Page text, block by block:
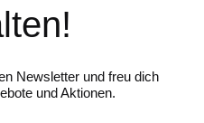
Newsletter und freu dich
und Aktionen.